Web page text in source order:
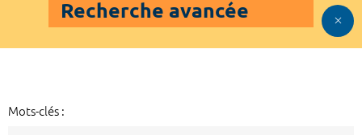
Recherche avancée
Mots-clés :